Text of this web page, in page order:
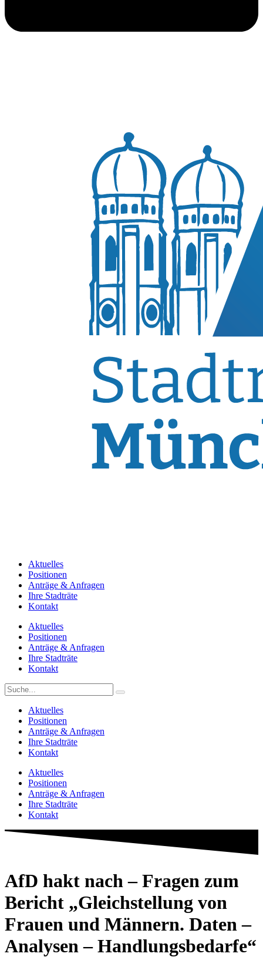
Aktuelles
Positionen
Anträge & Anfragen
Ihre Stadträte
Kontakt
Aktuelles
Positionen
Anträge & Anfragen
Ihre Stadträte
Kontakt
Aktuelles
Positionen
Anträge & Anfragen
Ihre Stadträte
Kontakt
Aktuelles
Positionen
Anträge & Anfragen
Ihre Stadträte
Kontakt
AfD hakt nach – Fragen zum
Bericht „Gleichstellung von
Frauen und Männern. Daten –
Analysen – Handlungsbedarfe“